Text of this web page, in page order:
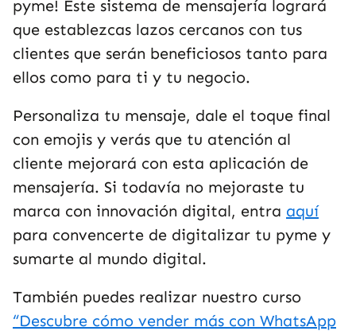
pyme! Este sistema de mensajería logrará
que establezcas lazos cercanos con tus
clientes que serán beneficiosos tanto para
ellos como para ti y tu negocio.
Personaliza tu mensaje, dale el toque final
con emojis y verás que tu atención al
cliente mejorará con esta aplicación de
mensajería. Si todavía no mejoraste tu
marca con innovación digital, entra aquí
para convencerte de digitalizar tu pyme y
sumarte al mundo digital.
También puedes realizar nuestro curso
“Descubre cómo vender más con WhatsApp